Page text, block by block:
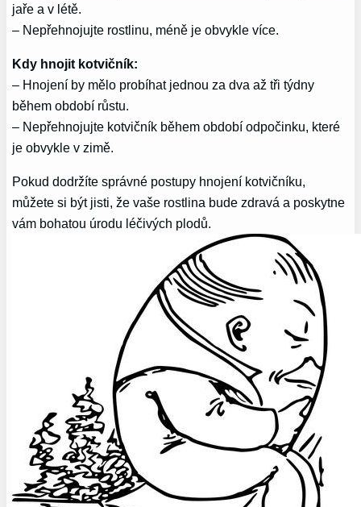
jaře a v létě.
– Nepřehnojujte rostlinu, méně je obvykle více.
Kdy hnojit kotvičník:
– Hnojení by mělo probíhat jednou za dva až tři týdny
během období růstu.
– Nepřehnojujte kotvičník během období odpočinku, které
je obvykle v zimě.
Pokud dodržíte správné postupy hnojení kotvičníku,
můžete si být jisti, že vaše rostlina bude zdravá a poskytne
vám bohatou úrodu léčivých plodů.